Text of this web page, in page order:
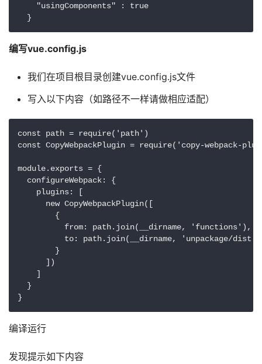
    "usingComponents" : true
  }
编写vue.config.js
我们在项目根目录创建vue.config.js文件
写入以下内容（如路径不一样请做相应适配）
const path = require('path')
const CopyWebpackPlugin = require('copy-webpack-
module.exports = {
  configureWebpack: {
    plugins: [
      new CopyWebpackPlugin([
        {
          from: path.join(__dirname, 'functions'),
to: path.join(__dirname, 'unpackage/
        }
      ])
    ]
  }
}
编译运行
发现提示如下内容